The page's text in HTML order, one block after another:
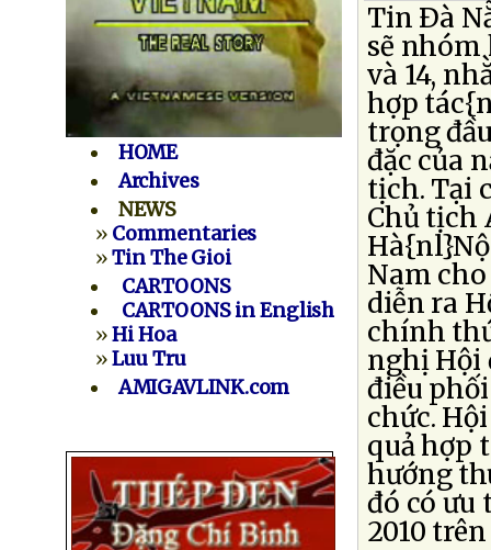
HOME
Archives
NEWS
» Commentaries
»Tin The Gioi
CARTOONS
CARTOONS in English
»Hi Hoa
»Luu Tru
AMIGAVLINK.com
Tin Ðà
sẽ
và 14,
hợp
trọng
đặc của
tịch. Tại
Chủ tịch
Nam
diễn ra
chính
nghị Hội
điều
chức.
quả hợp
hướng
đó có
2010